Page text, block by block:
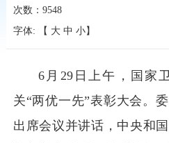
次数： 9548
字体: 【 大 中 小】
6月29日上午，国家
关“两优一先”表彰大会。
出席会议并讲话，中央和